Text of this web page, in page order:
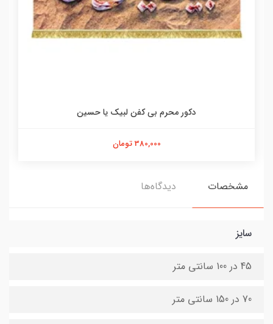
دکور محرم بی کفن لبیک یا حسین
380,000 تومان
مشخصات دیدگاه‌ها
سایز
45 در 100 سانتی متر
70 در 150 سانتی متر